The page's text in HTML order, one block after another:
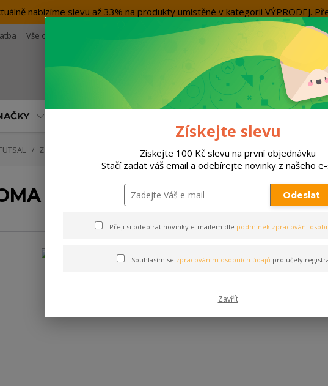
nabízíme slevu až 33% na produkty umístěné v kategorii VÝPRODEJ.
Vše o nákupu Více Nevíte si rady? Zavolejte.
Zápasové vybavení Stulpny STULPNY JOMA CLASSIC III | ČERVENÁ
CLASSIC III | ČERVENÁ
Získejte slevu
Získejte 100 Kč slevu na první objednávku
Stačí zadat váš email a odebírejte novinky z našeho
Odeslat
Přeji si odebírat novinky e-mailem dle podmínek zpracování
Souhlasím se zpracováním osobních údajů pro účely
Zavřít